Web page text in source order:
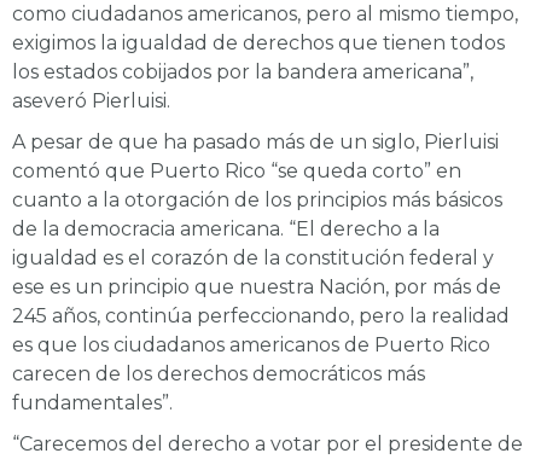
como ciudadanos americanos, pero al mismo tiempo,
exigimos la igualdad de derechos que tienen todos
los estados cobijados por la bandera americana”,
aseveró Pierluisi.
A pesar de que ha pasado más de un siglo, Pierluisi
comentó que Puerto Rico “se queda corto” en
cuanto a la otorgación de los principios más básicos
de la democracia americana. “El derecho a la
igualdad es el corazón de la constitución federal y
ese es un principio que nuestra Nación, por más de
245 años, continúa perfeccionando, pero la realidad
es que los ciudadanos americanos de Puerto Rico
carecen de los derechos democráticos más
fundamentales”.
“Carecemos del derecho a votar por el presidente de